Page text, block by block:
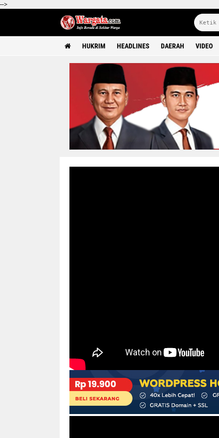
-->
HUKRIM HEADLINES DAERAH VIDEO